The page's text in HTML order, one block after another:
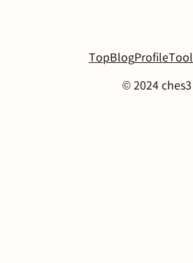
TopBlogProfileTool
© 2024 ches3